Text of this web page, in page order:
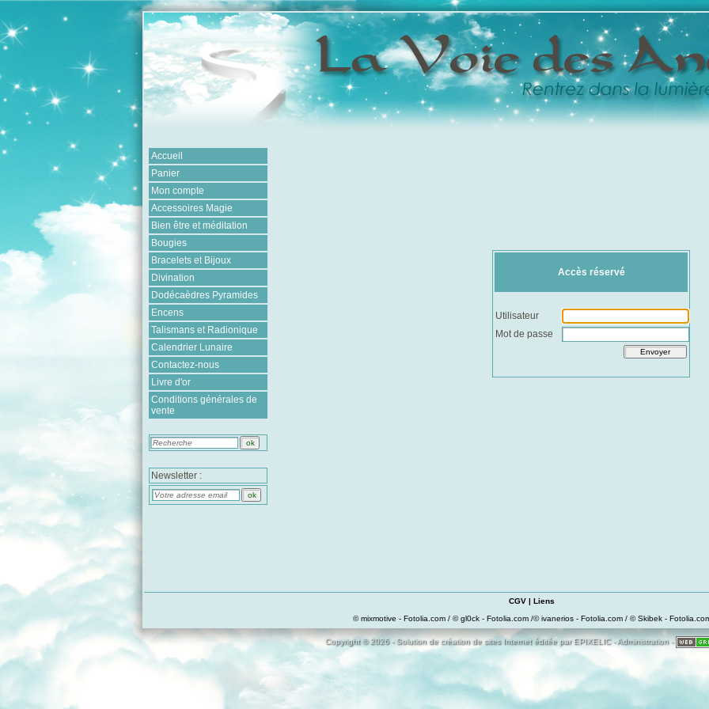
Accueil
Panier
Mon compte
Accessoires Magie
Bien être et méditation
Bougies
Bracelets et Bijoux
Divination
Dodécaèdres Pyramides
Encens
Talismans et Radionique
Calendrier Lunaire
Contactez-nous
Livre d'or
Conditions générales de
vente
Newsletter :
Accès réservé
Utilisateur
Mot de passe
CGV | Liens
© mixmotive - Fotolia.com / © gl0ck - Fotolia.com /© ivanerios - Fotolia.com / © Skibek -
Copyright © 2026 - Solution de création de sites Internet éditée par EPIXELIC- Administration-